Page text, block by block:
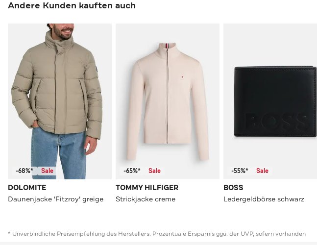
Andere Kunden kauften auch
-68%* Sale
DOLOMITE
Daunenjacke 'Fitzroy' greige
-65%* Sale
TOMMY HILFIGER
Strickjacke creme
-55%* Sale
BOSS
Ledergeldbörse schwarz
* Unverbindliche Preisempfehlung des Herstellers. Prozentuale Ersparnis ggü. der UVP, sofern vorhanden